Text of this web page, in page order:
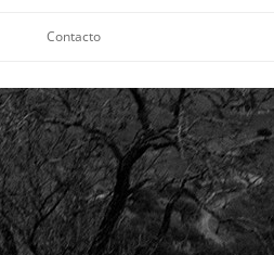
Contacto